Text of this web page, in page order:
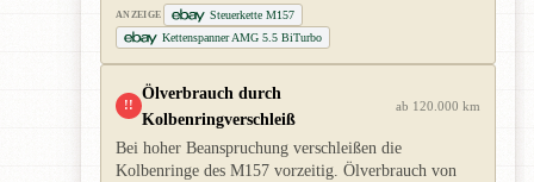
ANZEIGE
Steuerkette M157
Kettenspanner AMG 5.5 BiTurbo
!!
Ölverbrauch durch
Kolbenringverschleiß
ab 120.000 km
Bei hoher Beanspruchung verschleißen die
Kolbenringe des M157 vorzeitig. Ölverbrauch von